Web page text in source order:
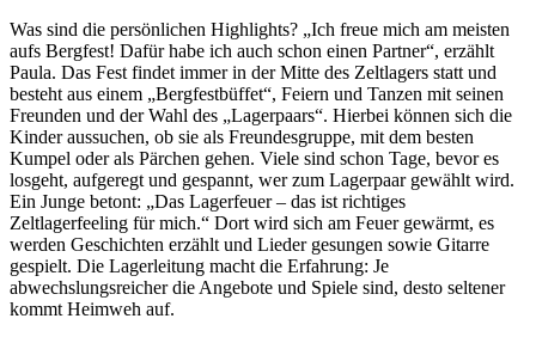
Was sind die persönlichen Highlights? „Ich freue mich am meisten
aufs Bergfest! Dafür habe ich auch schon einen Partner“, erzählt
Paula. Das Fest findet immer in der Mitte des Zeltlagers statt und
besteht aus einem „Bergfestbüffet“, Feiern und Tanzen mit seinen
Freunden und der Wahl des „Lagerpaars“. Hierbei können sich die
Kinder aussuchen, ob sie als Freundesgruppe, mit dem besten
Kumpel oder als Pärchen gehen. Viele sind schon Tage, bevor es
losgeht, aufgeregt und gespannt, wer zum Lagerpaar gewählt wird.
Ein Junge betont: „Das Lagerfeuer – das ist richtiges
Zeltlagerfeeling für mich.“ Dort wird sich am Feuer gewärmt, es
werden Geschichten erzählt und Lieder gesungen sowie Gitarre
gespielt. Die Lagerleitung macht die Erfahrung: Je
abwechslungsreicher die Angebote und Spiele sind, desto seltener
kommt Heimweh auf.